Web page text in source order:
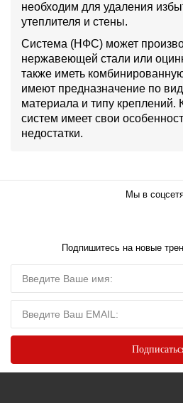
необходим для удаления
утеплителя и стены.
Система (НФС) может
нержавеющей стали или
также иметь
имеют предназначение по
материала и типу креплений.
систем имеет свои
недостатки.
Мы в
Подпишитесь на новые